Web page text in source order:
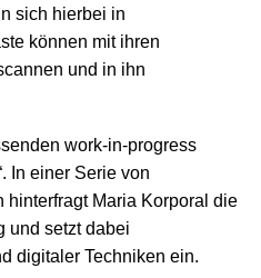
sich hierbei in
können mit ihren
und in ihn
work-in-progress
In einer Serie von
Maria Korporal die
und setzt dabei
digitaler Techniken ein.